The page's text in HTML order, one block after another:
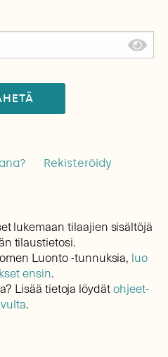
Rekisteröidy
lukemaan tilaajien sisältöjä
tilaustietosi.
Luonto -tunnuksia, luo
ensin.
Lisää tietoja löydätohjeet-
.